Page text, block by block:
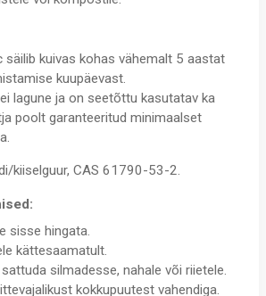
säilib kuivas kohas vähemalt 5 aastat
kuupäevast.
lagune ja on seetõttu kasutatav ka
poolt garanteeritud minimaalset
kiiselguur, CAS 61790-53-2.
sisse hingata.
kättesaamatult.
silmadesse, nahale või riietele.
kokkupuutest vahendiga.